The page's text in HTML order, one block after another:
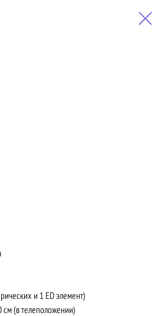
и 1 ED элемент)
см (в телеположении)